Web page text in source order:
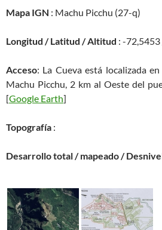
Mapa IGN : Machu Picchu (27-q)
Longitud / Latitud / Altitud : -
Acceso: La Cueva está localizada
Machu Picchu, 2 km al Oeste del
[Google Earth]
Topografía :
Desarrollo total / mapeado /